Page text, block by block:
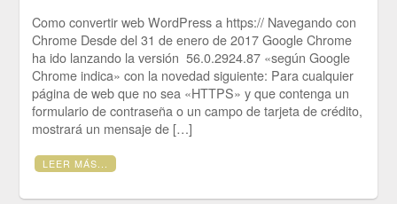
Como convertir web WordPress a https:// Navegando con
Chrome Desde del 31 de enero de 2017 Google Chrome
ha ido lanzando la versión 56.0.2924.87 «según Google
Chrome indica» con la novedad siguiente: Para cualquier
página de web que no sea «HTTPS» y que contenga un
formulario de contraseña o un campo de tarjeta de crédito,
mostrará un mensaje de […]
LEER MÁS...